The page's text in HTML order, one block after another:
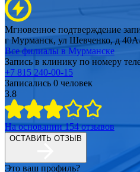
Мгновенное подтверждение
г Мурманск, ул Шевченко, д
Все филиалы в Мурманске
Запись в клинику по номеру
+7 815 240-00-15
Записались 0 человек
3.8
На основании154 отзывов
ОСТАВИТЬ ОТЗЫВ
Это ваш профиль?